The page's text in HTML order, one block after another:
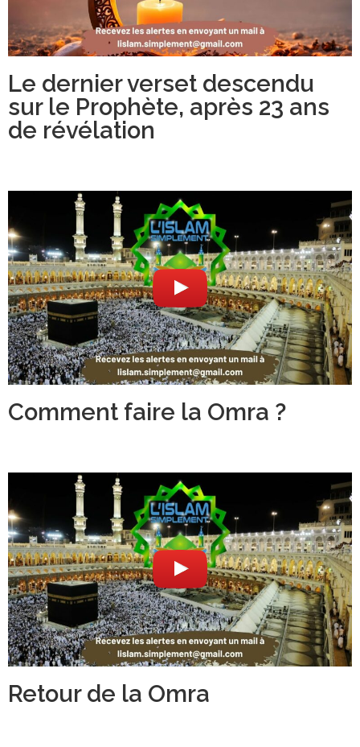
Le dernier verset descendu
sur le Prophète, après 23 ans
de révélation
Comment faire la Omra ?
Retour de la Omra